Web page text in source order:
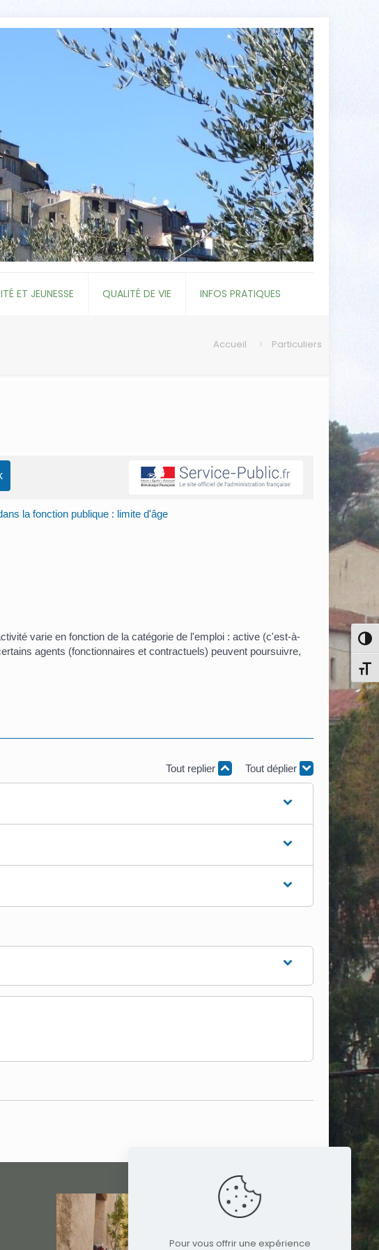
ET JEUNESSE QUALITÉ DE VIE INFOS PRATIQUES
Accueil Particuliers
la fonction publique : limite d'âge
varie en fonction de la catégorie de l'emploi : active (c'est-à-
agents (fonctionnaires et contractuels) peuvent poursuivre,
Tout replier Tout déplier
Pour vous offrir une expérience